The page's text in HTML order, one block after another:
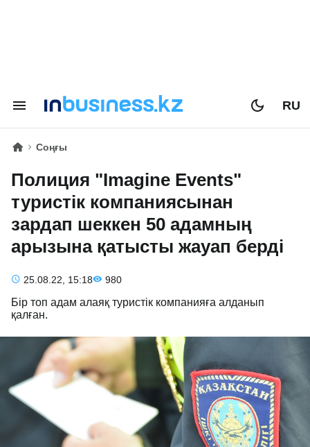
RU
Соңғы
Полиция "Imagine Events"
туристік компаниясынан
зардап шеккен 50 адамның
арызына қатысты жауап берді
25.08.22, 15:18 980
Бір топ адам алаяқ туристік компанияға алданып
қалған.